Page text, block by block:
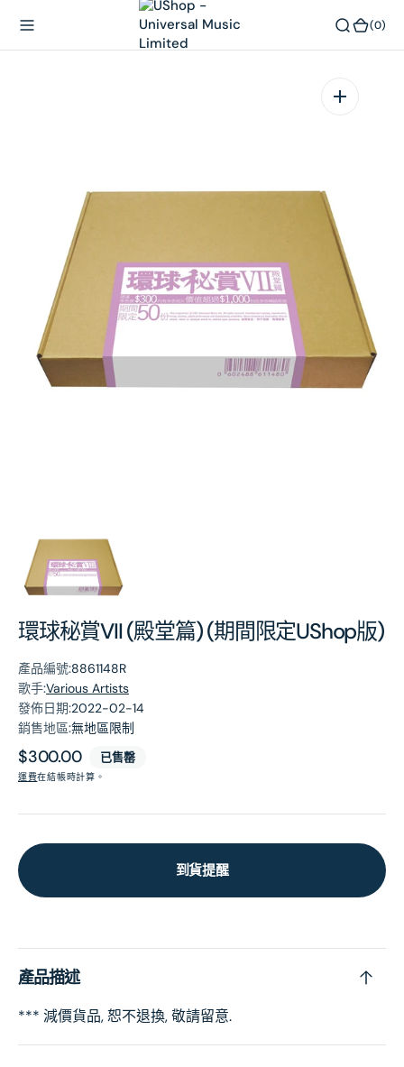
(0)
環球秘賞VII (殿堂篇) (期間限定UShop版)
產品編號:8861148R
歌手:Various Artists
發佈日期:2022-02-14
銷售地區:無地區限制
原
價
$300.00 已售罄
運費在結帳時計算。
到貨提醒
產品描述
*** 減價貨品, 恕不退換, 敬請留意.
在
相
中